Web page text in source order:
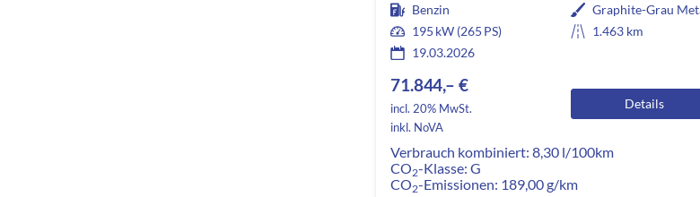
Benzin
Graphite-Grau
195 kW (265 PS)
1.463 km
19.03.2026
71.844,– €
incl. 20% MwSt.
inkl. NoVA
Details
Verbrauch kombiniert:8,30 l/100km
CO2-Klasse: G
CO2-Emissionen: 189,00 g/km